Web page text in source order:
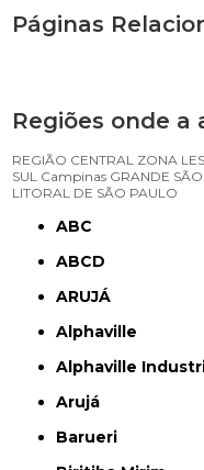
Páginas
Regiões onde a
REGIÃO CENTRAL ZONA
SUL Campinas GRANDE
LITORAL DE SÃO PAULO
ABC
ABCD
ARUJÁ
Alphaville
Alphaville
Arujá
Barueri